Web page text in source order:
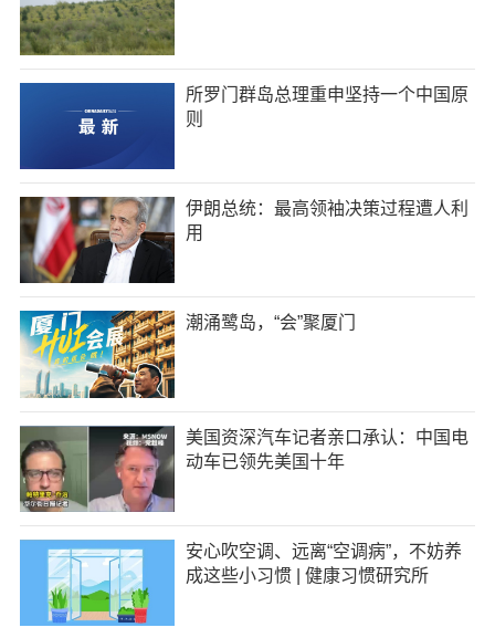
所罗门群岛总理重申坚持一个中国原
则
伊朗总统：最高领袖决策过程遭人利
用
潮涌鹭岛，“会”聚厦门
美国资深汽车记者亲口承认：中国电
动车已领先美国十年
安心吹空调、远离“空调病”，不妨养
成这些小习惯 | 健康习惯研究所